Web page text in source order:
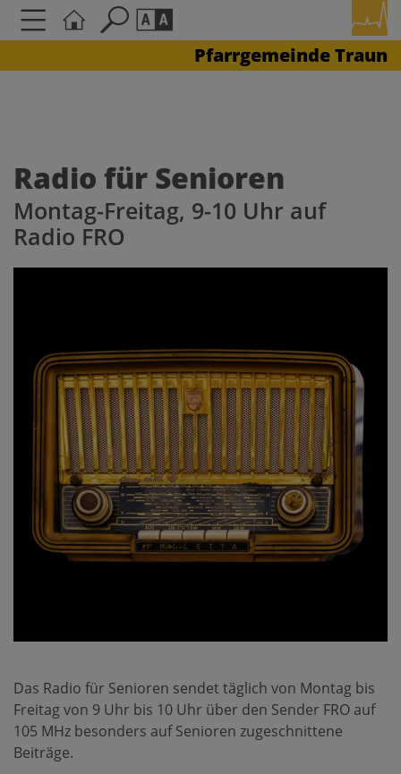
Pfarrgemeinde Traun
AAA
Kontrasteinstellungen
A A A A A
Radio für Senioren
Montag-Freitag, 9-10 Uhr auf
Radio FRO
Das Radio für Senioren sendet täglich von Montag bis
Freitag von 9 Uhr bis 10 Uhr über den Sender FRO auf
105 MHz besonders auf Senioren zugeschnittene
Beiträge.